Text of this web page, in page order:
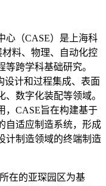
心（CASE）是上海科
料、物理、自动化控
跨学科基础研究。
设计和过程集成、表面
数字化装配等领域。
，CASE旨在构建基于
自适应制造系统，形成
计制造领域的终端制造
在的亚琛园区为基